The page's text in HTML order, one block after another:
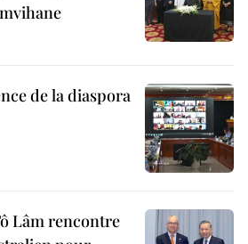
de la diaspora
Lâm rencontre